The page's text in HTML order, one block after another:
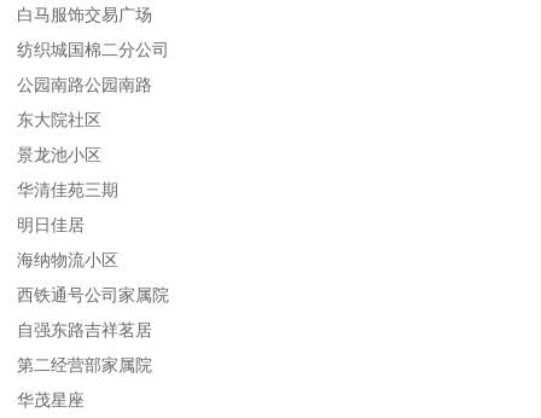
白马服饰交易广场
纺织城国棉二分公司
公园南路公园南路
东大院社区
景龙池小区
华清佳苑三期
明日佳居
海纳物流小区
西铁通号公司家属院
自强东路吉祥茗居
第二经营部家属院
华茂星座